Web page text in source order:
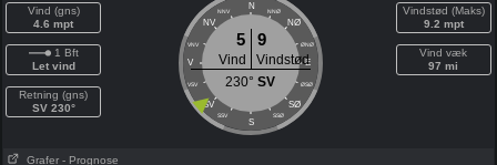
Vind (gns)
4.6 mpt
1 Bft
Let vind
Retning (gns)
SV 230°
N
NNV NNØ
NV NØ
VNV ØNØ
V E
VSV ØSØ
SV SØ
SSV SSØ
S
5 9
Vind
Vindstød
230°SV
Vindstød (Maks)
9.2 mpt
Vind væk
97 mi
Grafer - Prognose